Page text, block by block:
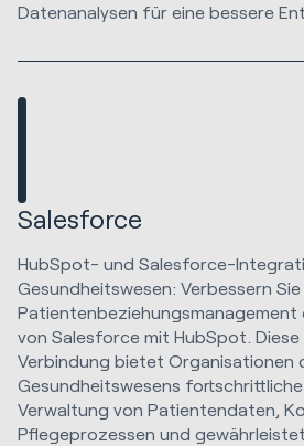
Datenanalysen für eine bessere
Salesforce
HubSpot- und Salesforce-
Gesundheitswesen: Verbessern
von Salesforce mit HubSpot.
Verbindung bietet Organisationen
Gesundheitswesens
Verwaltung von Patientendaten,
Pflegeprozessen und